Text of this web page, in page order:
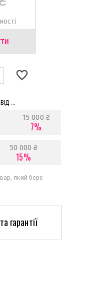
...
15 000 ₴
7%
50 000 ₴
15%
який бере
гарантії